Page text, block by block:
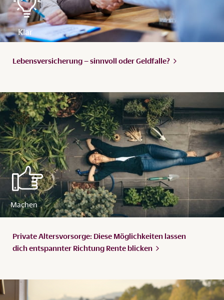
Lebensversicherung – sinnvoll oderGeldfalle?
Private Altersvorsorge: Diese Möglichkeiten lassen
dich entspannter Richtung Renteblicken